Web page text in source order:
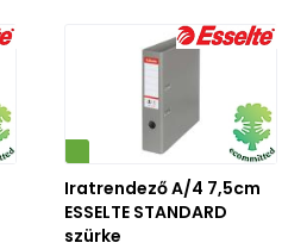
Iratrendező A/4 7,5cm
ESSELTE STANDARD
szürke